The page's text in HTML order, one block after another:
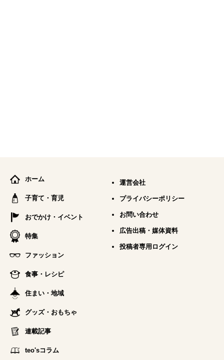
ホーム
子育て・育児
おでかけ・イベント
特集
ファッション
食事・レシピ
住まい・地域
グッズ・おもちゃ
連載記事
teo'sコラム
運営会社
プライバシーポリシー
お問い合わせ
広告出稿・媒体資料
投稿者専用ログイン